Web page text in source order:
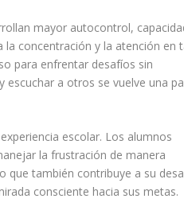
mayor autocontrol,
concentración y la atención en
para enfrentar desafíos sin
escuchar a otros se vuelve una
escolar. Los alumnos
la frustración de manera
que también contribuye a su
consciente hacia sus metas.